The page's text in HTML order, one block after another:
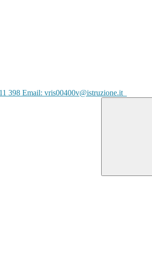
398 Email: vris00400v@istruzione.it